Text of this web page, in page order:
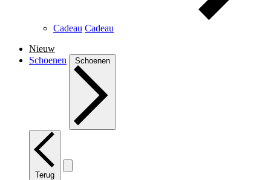
Cadeau Cadeau
Nieuw
Schoenen
Schoenen
Terug